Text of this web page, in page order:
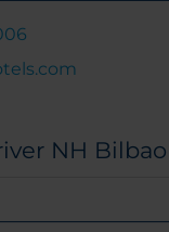
NH